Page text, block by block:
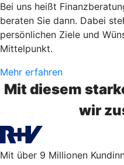
Bei uns heißt
beraten Sie dann. Dabei
persönlichen Ziele und
Mittelpunkt.
Mehr erfahren
Mit diesem
wir
Mit über 9 Millionen